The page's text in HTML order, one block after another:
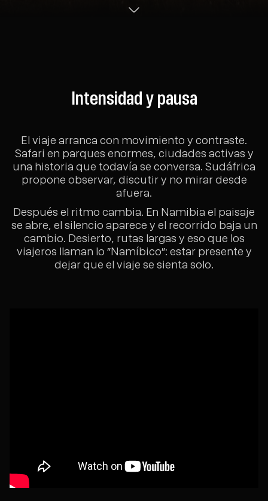
Intensidad y pausa
El viaje arranca con movimiento y contraste.
Safari en parques enormes, ciudades activas y
una historia que todavía se conversa. Sudáfrica
propone observar, discutir y no mirar desde
afuera.
Después el ritmo cambia. En Namibia el paisaje
se abre, el silencio aparece y el recorrido baja un
cambio. Desierto, rutas largas y eso que los
viajeros llaman lo ”Namíbico”: estar presente y
dejar que el viaje se sienta solo.